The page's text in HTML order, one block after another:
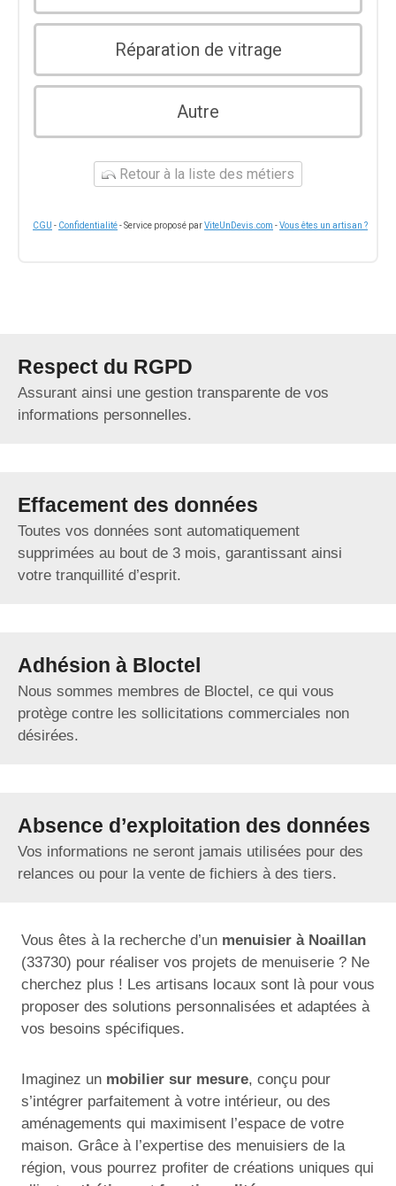
Réparation de vitrage
Autre
Retour à la liste des métiers
CGU - Confidentialité- Service proposé parViteUnDevis.com -Vous êtes un artisan ?
Respect du RGPD
Assurant ainsi une gestion transparente de vos
informations personnelles.
Effacement des données
Toutes vos données sont automatiquement
supprimées au bout de 3 mois, garantissant ainsi
votre tranquillité d’esprit.
Adhésion à Bloctel
Nous sommes membres de Bloctel, ce qui vous
protège contre les sollicitations commerciales non
désirées.
Absence d’exploitation des données
Vos informations ne seront jamais utilisées pour des
relances ou pour la vente de fichiers à des tiers.
Vous êtes à la recherche d’un menuisier à Noaillan
(33730) pour réaliser vos projets de menuiserie ? Ne
cherchez plus ! Les artisans locaux sont là pour vous
proposer des solutions personnalisées et adaptées à
vos besoins spécifiques.
Imaginez un mobilier sur mesure, conçu pour
s’intégrer parfaitement à votre intérieur, ou des
aménagements qui maximisent l’espace de votre
maison. Grâce à l’expertise des menuisiers de la
région, vous pourrez profiter de créations uniques qui